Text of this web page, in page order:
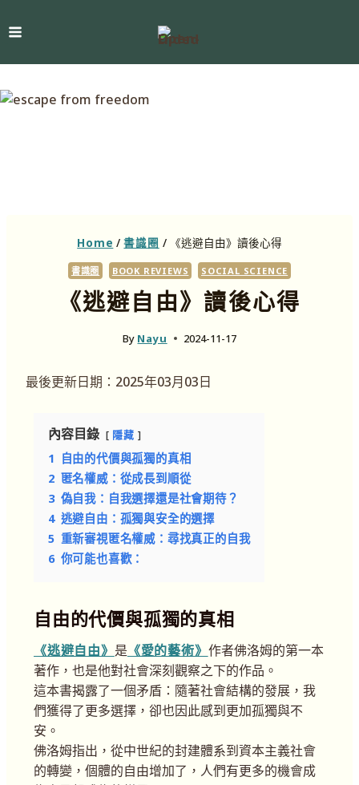
Home / 書識圈 / 《逃避自由》讀後心得
書識圈 BOOK REVIEWS SOCIAL SCIENCE
《逃避自由》讀後心得
By Nayu 2024-11-17
最後更新日期：2025年03月03日
內容目錄 隱藏
1 自由的代價與孤獨的真相
2 匿名權威：從成長到順從
3 偽自我：自我選擇還是社會期待？
4 逃避自由：孤獨與安全的選擇
5 重新審視匿名權威：尋找真正的自我
6 你可能也喜歡：
自由的代價與孤獨的真相
《逃避自由》 是 《愛的藝術》 作者佛洛姆的第一本
著作，也是他對社會深刻觀察之下的作品。
這本書揭露了一個矛盾：隨著社會結構的發展，我
們獲得了更多選擇，卻也因此感到更加孤獨與不
安。
佛洛姆指出，從中世紀的封建體系到資本主義社會
的轉變，個體的自由增加了，人們有更多的機會成